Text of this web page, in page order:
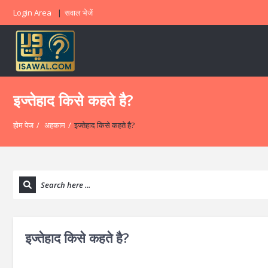
Login Area सवाल भेजें
इज्तेहाद किसे कहते है?
होम पेज / अहकाम / इज्तेहाद किसे कहते है?
इज्तेहाद किसे कहते है?